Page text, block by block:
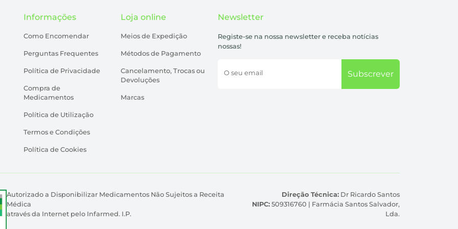
Informações
Como Encomendar
Perguntas Frequentes
Política de Privacidade
Compra de
Medicamentos
Política de Utilização
Termos e Condições
Política de Cookies
Loja online
Meios de Expedição
Métodos de Pagamento
Cancelamento, Trocas ou
Devoluções
Marcas
Newsletter
Registe-se na nossa newsletter e receba notícias
nossas!
O seu email Subscrever
Autorizado a Disponibilizar Medicamentos Não Sujeitos a Receita
Médica
através da Internet pelo Infarmed. I.P.
Direção Técnica: Dr Ricardo Santos
NIPC: 509316760 | Farmácia Santos Salvador,
Lda.